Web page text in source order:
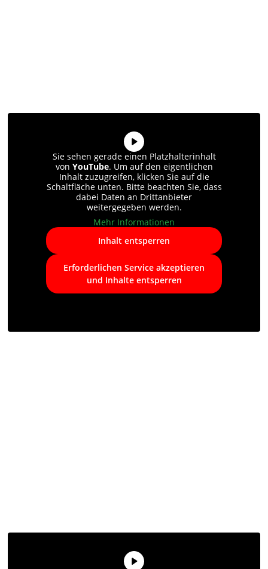
Sie sehen gerade einen Platzhalterinhalt
von YouTube. Um auf den eigentlichen
Inhalt zuzugreifen, klicken Sie auf die
Schaltfläche unten. Bitte beachten Sie, dass
dabei Daten an Drittanbieter
weitergegeben werden.
Mehr Informationen
Inhalt entsperren
Erforderlichen Service akzeptieren
und Inhalte entsperren